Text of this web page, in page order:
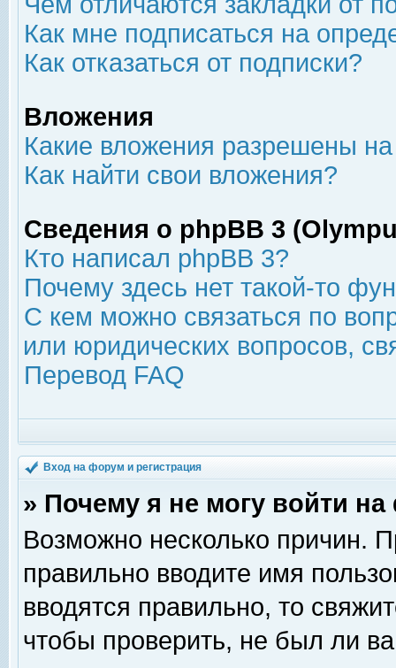
Как мне подписаться на
Как отказаться от подписки?
Вложения
Какие вложения разрешены
Как найти свои вложения?
Сведения о phpBB 3
Кто написал phpBB 3?
Почему здесь нет такой-то
С кем можно связаться по
или юридических вопросов,
Перевод FAQ
Вход на форум и регистрация
» Почему я не могу войти
Возможно несколько причин.
правильно вводите имя
вводятся правильно, то
чтобы проверить, не был ли